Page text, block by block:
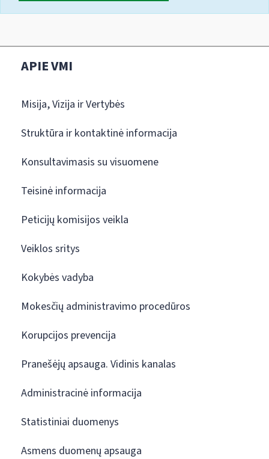
APIE VMI
Misija, Vizija ir Vertybės
Struktūra ir kontaktinė informacija
Konsultavimasis su visuomene
Teisinė informacija
Peticijų komisijos veikla
Veiklos sritys
Kokybės vadyba
Mokesčių administravimo procedūros
Korupcijos prevencija
Pranešėjų apsauga. Vidinis kanalas
Administracinė informacija
Statistiniai duomenys
Asmens duomenų apsauga